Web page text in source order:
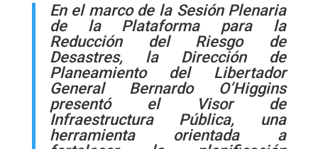
En el marco de la Sesión Plenaria
de la Plataforma para la
Reducción del Riesgo de
Desastres, la Dirección de
Planeamiento del Libertador
General Bernardo O’Higgins
presentó el Visor de
Infraestructura Pública, una
herramienta orientada a